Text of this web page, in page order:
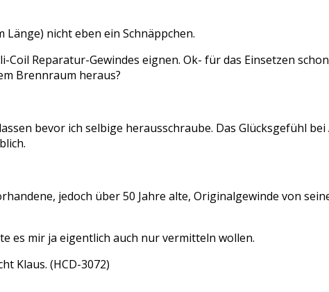
nicht eben ein Schnäppchen.
Reparatur-Gewindes eignen. Ok- für das Einsetzen
Brennraum heraus?
bevor ich selbige herausschraube. Das Glücksgefühl
jedoch über 50 Jahre alte, Originalgewinde von
es mir ja eigentlich auch nur vermitteln wollen.
Klaus. (HCD-3072)